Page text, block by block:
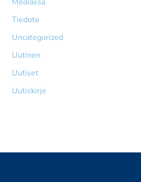
Tiedote
Uncategorized
Uutinen
Uutiset
Uutiskirje